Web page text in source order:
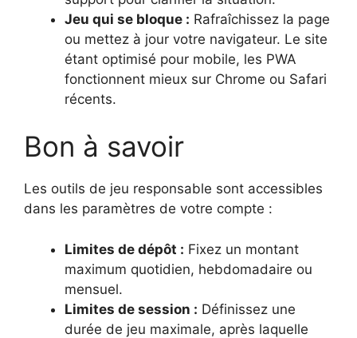
Jeu qui se bloque : Rafraîchissez la page
ou mettez à jour votre navigateur. Le site
étant optimisé pour mobile, les PWA
fonctionnent mieux sur Chrome ou Safari
récents.
Bon à savoir
Les outils de jeu responsable sont accessibles
dans les paramètres de votre compte :
Limites de dépôt : Fixez un montant
maximum quotidien, hebdomadaire ou
mensuel.
Limites de session : Définissez une
durée de jeu maximale, après laquelle